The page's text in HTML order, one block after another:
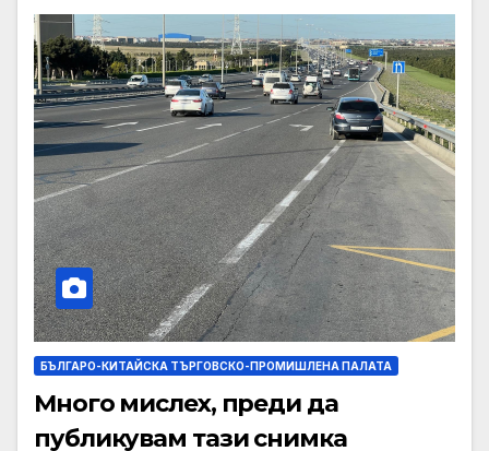
БЪЛГАРО-КИТАЙСКА ТЪРГОВСКО-ПРОМИШЛЕНА ПАЛАТА
Много мислех, преди да
публикувам тази снимка